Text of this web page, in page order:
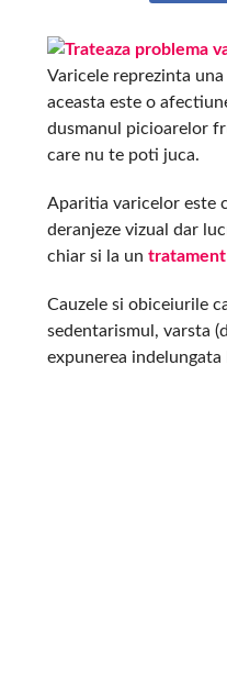
Varicele reprezinta
aceasta este o
dusmanul picioarelor
care nu te poti juca.
Aparitia varicelor este
deranjeze vizual dar
chiar si la un
Cauzele si obiceiurile
sedentarismul, varsta
expunerea indelungata